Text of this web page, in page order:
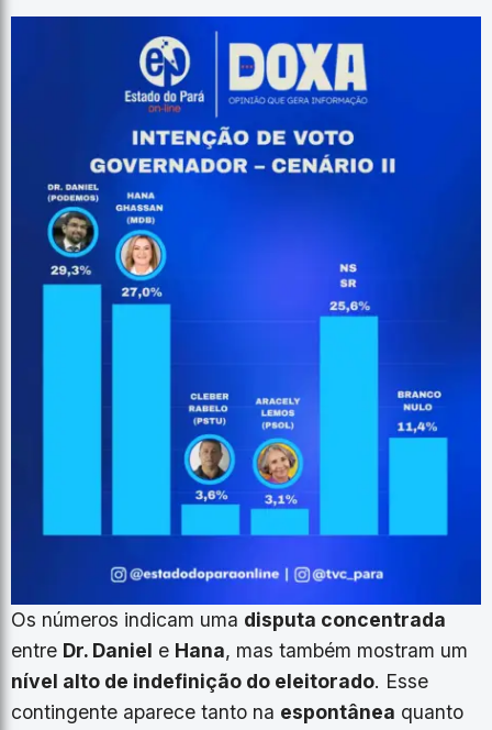
Os números indicam uma disputa concentrada
entre Dr. Daniel e Hana, mas também mostram um
nível alto de indefinição do eleitorado. Esse
contingente aparece tanto na espontânea quanto